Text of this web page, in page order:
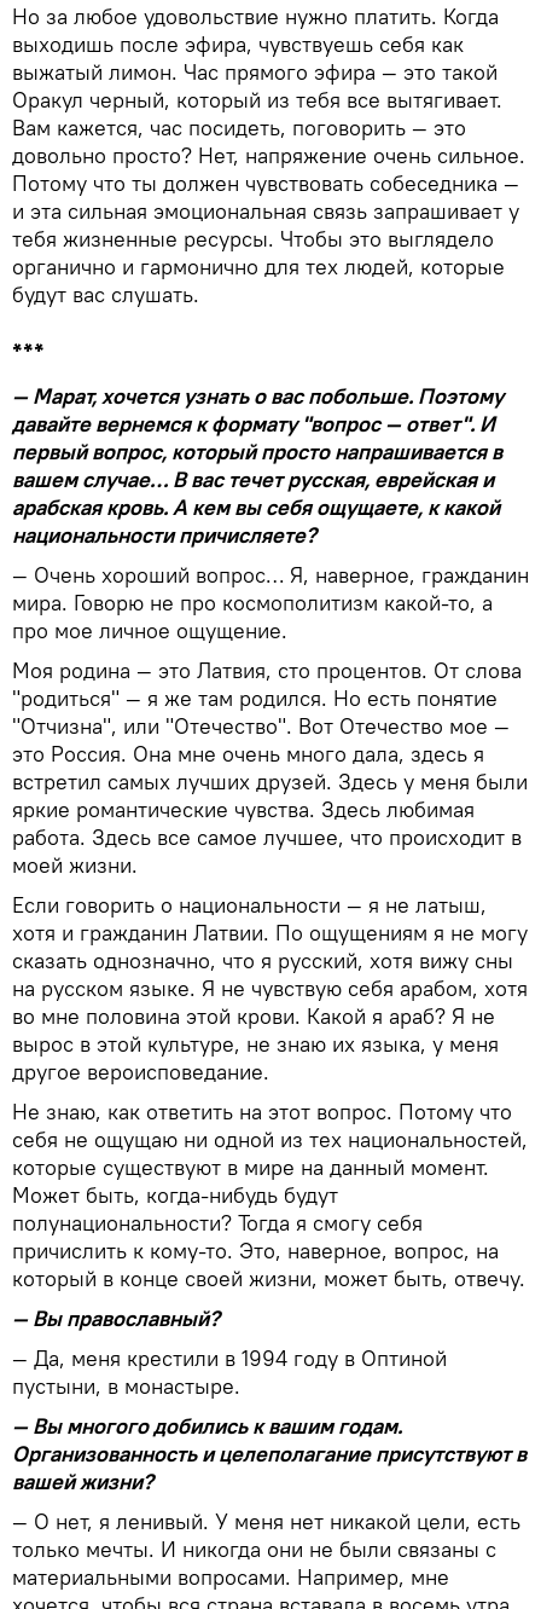
Но за любое удовольствие нужно платить. Когда
выходишь после эфира, чувствуешь себя как
выжатый лимон. Час прямого эфира — это такой
Оракул черный, который из тебя все вытягивает.
Вам кажется, час посидеть, поговорить — это
довольно просто? Нет, напряжение очень сильное.
Потому что ты должен чувствовать собеседника —
и эта сильная эмоциональная связь запрашивает у
тебя жизненные ресурсы. Чтобы это выглядело
органично и гармонично для тех людей, которые
будут вас слушать.
***
— Марат, хочется узнать о вас побольше. Поэтому
давайте вернемся к формату "вопрос — ответ". И
первый вопрос, который просто напрашивается в
вашем случае… В вас течет русская, еврейская и
арабская кровь. А кем вы себя ощущаете, к какой
национальности причисляете?
— Очень хороший вопрос… Я, наверное, гражданин
мира. Говорю не про космополитизм какой-то, а
про мое личное ощущение.
Моя родина — это Латвия, сто процентов. От слова
"родиться" — я же там родился. Но есть понятие
"Отчизна", или "Отечество". Вот Отечество мое —
это Россия. Она мне очень много дала, здесь я
встретил самых лучших друзей. Здесь у меня были
яркие романтические чувства. Здесь любимая
работа. Здесь все самое лучшее, что происходит в
моей жизни.
Если говорить о национальности — я не латыш,
хотя и гражданин Латвии. По ощущениям я не могу
сказать однозначно, что я русский, хотя вижу сны
на русском языке. Я не чувствую себя арабом, хотя
во мне половина этой крови. Какой я араб? Я не
вырос в этой культуре, не знаю их языка, у меня
другое вероисповедание.
Не знаю, как ответить на этот вопрос. Потому что
себя не ощущаю ни одной из тех национальностей,
которые существуют в мире на данный момент.
Может быть, когда-нибудь будут
полунациональности? Тогда я смогу себя
причислить к кому-то. Это, наверное, вопрос, на
который в конце своей жизни, может быть, отвечу.
— Вы православный?
— Да, меня крестили в 1994 году в Оптиной
пустыни, в монастыре.
— Вы многого добились к вашим годам.
Организованность и целеполагание присутствуют в
вашей жизни?
— О нет, я ленивый. У меня нет никакой цели, есть
только мечты. И никогда они не были связаны с
материальными вопросами. Например, мне